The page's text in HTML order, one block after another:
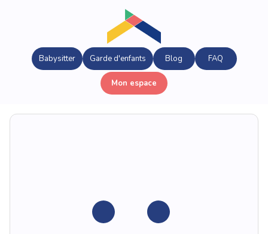
Babysitter Garde d'enfants Blog FAQ
Mon espace